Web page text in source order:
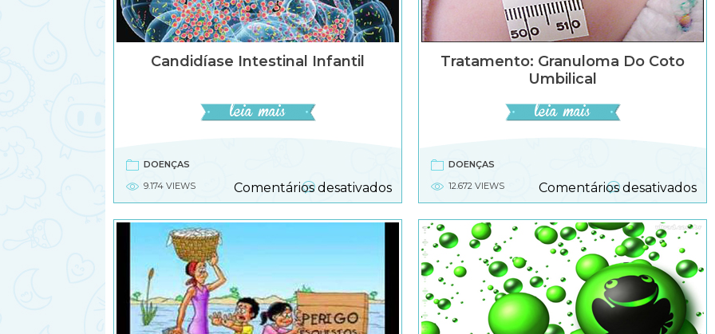
Candidíase Intestinal Infantil
DOENÇAS
9.174 VIEWS
Comentários desativadosem
Candidíase
intestinal
infantil
Tratamento: Granuloma Do Coto
Umbilical
DOENÇAS
12.672 VIEWS
Comentários desativadosem
do